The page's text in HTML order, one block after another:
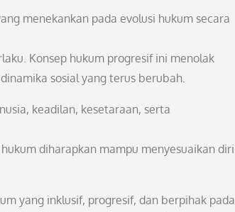
menekankan pada evolusi hukum secara
Konsep hukum progresif ini menolak
sosial yang terus berubah.
keadilan, kesetaraan, serta
diharapkan mampu menyesuaikan diri
yang inklusif, progresif, dan berpihak pada